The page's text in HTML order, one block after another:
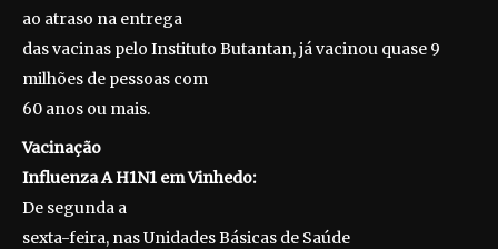
ao atraso na entrega
das vacinas pelo Instituto Butantan, já vacinou quase 9
milhões de pessoas com
60 anos ou mais.
Vacinação
Influenza A H1N1 em Vinhedo:
De segunda a
sexta-feira, nas Unidades Básicas de Saúde